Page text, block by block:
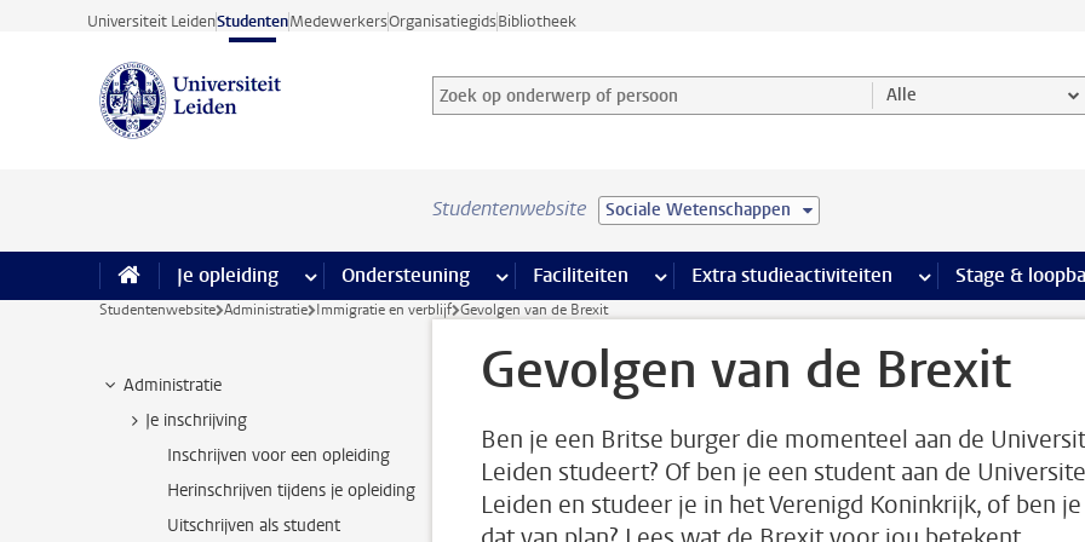
Ga direct naar de inhoud
Universiteit LeidenStudentenMedewerkersOrganisatiegidsBibliotheek
Zoek op onderwerp of persoon en selecteer categorie
Zoekterm Alle
Studentenwebsite Sociale Wetenschappen
Je opleiding meer Je opleiding pagina’s
Ondersteuning meer Ondersteuning pagina’s
Faciliteiten meer Faciliteiten pagina’s
Extra studieactiviteiten meer Extra
Stage &
Studentenwebsite Administratie Immigratie en verblijf Gevolgen van de Brexit
Administratie
Je inschrijving
Inschrijven voor een opleiding
Herinschrijven tijdens je opleiding
Uitschrijven als student
Gevolgen van de Brexit
Ben je een Britse burger die momenteel aan de
Leiden studeert? Of ben je een student aan de
Leiden en studeer je in het Verenigd Koninkrijk, of ben je